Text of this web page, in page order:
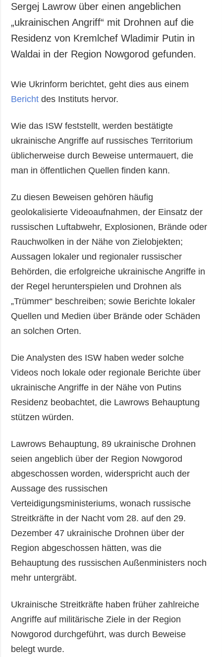
Sergej Lawrow über einen angeblichen
„ukrainischen Angriff“ mit Drohnen auf die
Residenz von Kremlchef Wladimir Putin in
Waldai in der Region Nowgorod gefunden.
Wie Ukrinform berichtet, geht dies aus einem
Bericht des Instituts hervor.
Wie das ISW feststellt, werden bestätigte
ukrainische Angriffe auf russisches Territorium
üblicherweise durch Beweise untermauert, die
man in öffentlichen Quellen finden kann.
Zu diesen Beweisen gehören häufig
geolokalisierte Videoaufnahmen, der Einsatz der
russischen Luftabwehr, Explosionen, Brände oder
Rauchwolken in der Nähe von Zielobjekten;
Aussagen lokaler und regionaler russischer
Behörden, die erfolgreiche ukrainische Angriffe in
der Regel herunterspielen und Drohnen als
„Trümmer“ beschreiben; sowie Berichte lokaler
Quellen und Medien über Brände oder Schäden
an solchen Orten.
Die Analysten des ISW haben weder solche
Videos noch lokale oder regionale Berichte über
ukrainische Angriffe in der Nähe von Putins
Residenz beobachtet, die Lawrows Behauptung
stützen würden.
Lawrows Behauptung, 89 ukrainische Drohnen
seien angeblich über der Region Nowgorod
abgeschossen worden, widerspricht auch der
Aussage des russischen
Verteidigungsministeriums, wonach russische
Streitkräfte in der Nacht vom 28. auf den 29.
Dezember 47 ukrainische Drohnen über der
Region abgeschossen hätten, was die
Behauptung des russischen Außenministers noch
mehr untergräbt.
Ukrainische Streitkräfte haben früher zahlreiche
Angriffe auf militärische Ziele in der Region
Nowgorod durchgeführt, was durch Beweise
belegt wurde.